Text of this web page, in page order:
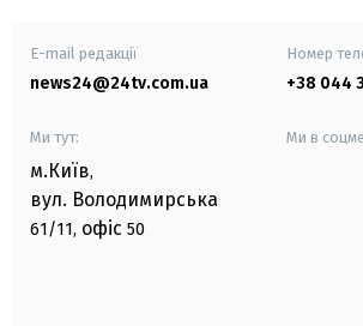
E-mail редакції
news24@24tv.com.ua
Номер
+38 044
Ми тут:
м.Київ,
вул. Володимирська
61/11, офіс 50
Ми в